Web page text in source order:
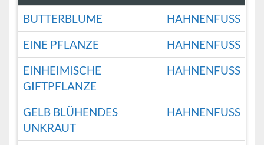
BUTTERBLUME
HAHNENFUSS
EINE PFLANZE
HAHNENFUSS
EINHEIMISCHE
GIFTPFLANZE
HAHNENFUSS
GELB BLÜHENDES
UNKRAUT
HAHNENFUSS